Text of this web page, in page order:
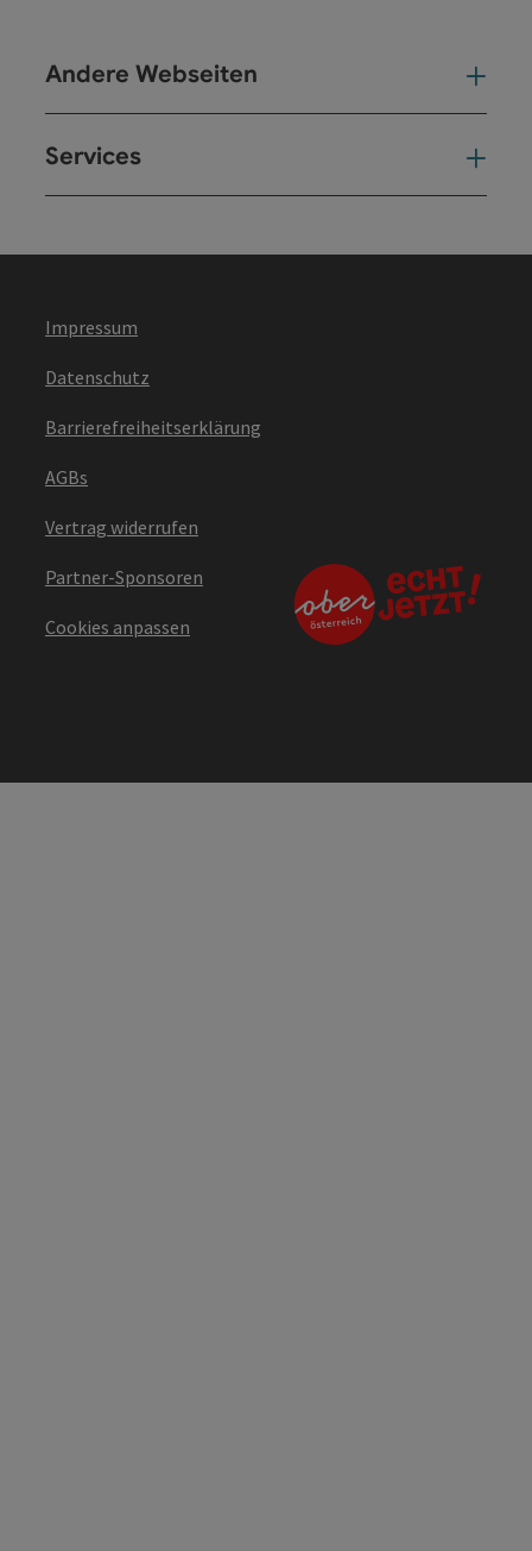
Andere Webseiten
Services
Impressum
Datenschutz
Barrierefreiheitserklärung
AGBs
Vertrag widerrufen
Partner-Sponsoren
Cookies anpassen